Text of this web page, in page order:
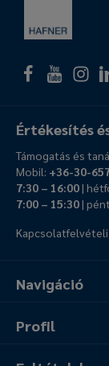
Navigáció
Profil
Értékesítés
Támogatás és
Mobil: +36-30-
7:30 – 16:00|
7:00 – 15:30|